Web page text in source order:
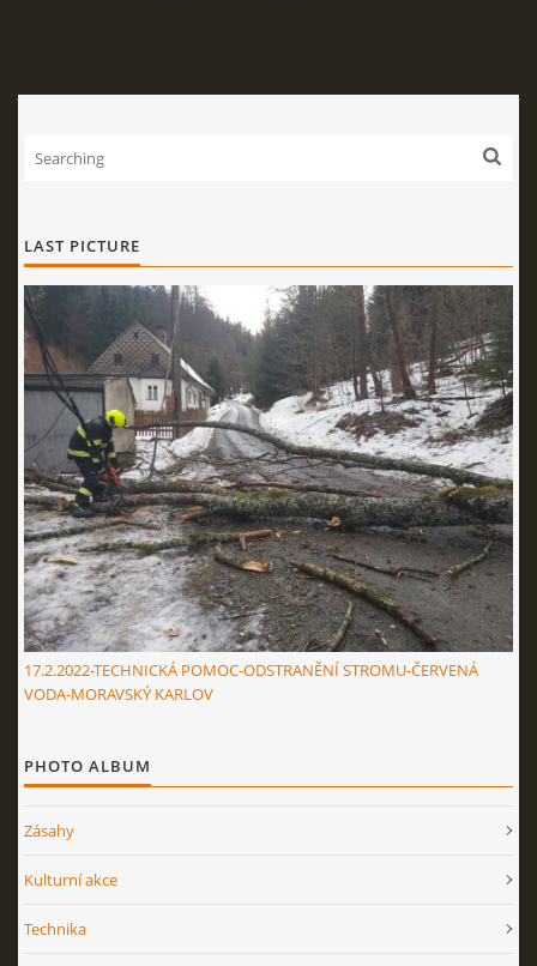
LAST PICTURE
17.2.2022-TECHNICKÁ POMOC-ODSTRANĚNÍ STROMU-ČERVENÁ
VODA-MORAVSKÝ KARLOV
PHOTO ALBUM
Zásahy
Kulturní akce
Technika